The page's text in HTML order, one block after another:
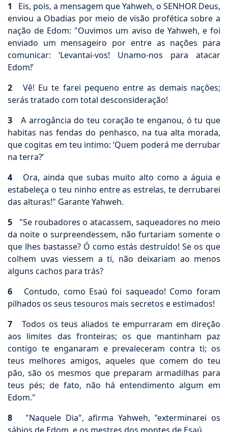
1 Eis, pois, a mensagem que Yahweh, o SENHOR Deus,
enviou a Obadias por meio de visão profética sobre a
nação de Edom: "Ouvimos um aviso de Yahweh, e foi
enviado um mensageiro por entre as nações para
comunicar: ‘Levantai-vos! Unamo-nos para atacar
Edom!’
2 Vê! Eu te farei pequeno entre as demais nações;
serás tratado com total desconsideração!
3 A arrogância do teu coração te enganou, ó tu que
habitas nas fendas do penhasco, na tua alta morada,
que cogitas em teu intimo: ‘Quem poderá me derrubar
na terra?’
4 Ora, ainda que subas muito alto como a águia e
estabeleça o teu ninho entre as estrelas, te derrubarei
das alturas!" Garante Yahweh.
5 "Se roubadores o atacassem, saqueadores no meio
da noite o surpreendessem, não furtariam somente o
que lhes bastasse? Ó como estás destruído! Se os que
colhem uvas viessem a ti, não deixariam ao menos
alguns cachos para trás?
6 Contudo, como Esaú foi saqueado! Como foram
pilhados os seus tesouros mais secretos e estimados!
7 Todos os teus aliados te empurraram em direção
aos limites das fronteiras; os que mantinham paz
contigo te enganaram e prevaleceram contra ti; os
teus melhores amigos, aqueles que comem do teu
pão, são os mesmos que preparam armadilhas para
teus pés; de fato, não há entendimento algum em
Edom."
8 "Naquele Dia", afirma Yahweh, "exterminarei os